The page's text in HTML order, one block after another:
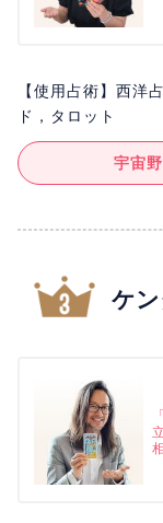
【使用占術】西洋
ド，タロット
宇宙
ケ